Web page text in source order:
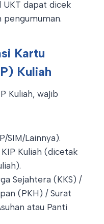
UKT dapat dicek
pengumuman.
Kartu
Kuliah
Kuliah, wajib
SIM/Lainnya).
Kuliah (dicetak
Sejahtera (KKS) /
(PKH) / Surat
atau Panti